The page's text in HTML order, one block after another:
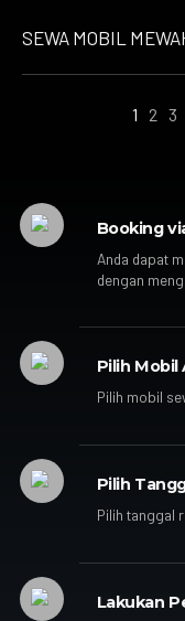
SEWA MOBIL
1 2 3
Booking
Anda dapat
dengan
Pilih Mobil
Pilih mobil
Pilih
Pilih tanggal
Lakukan